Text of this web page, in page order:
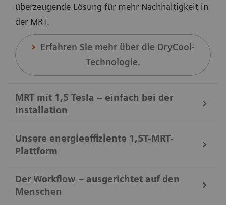
überzeugende Lösung für mehr Nachhaltigkeit in
der MRT.
Erfahren Sie mehr über die DryCool-
Technologie.
MRT mit 1,5 Tesla – einfach bei der
Installation
Die MAGNETOM Flow. Plattform ohne Quenchrohr
und mit einer äußerst kompakten Grundfläche von
nur 25 m² bietet Gesundheitsversorgern mehr
Spielraum bei der Installation aufgrund des geringen
Platzbedarfs. Das spart Kosten und eröffnet neue
Unsere energieeffiziente 1,5T-MRT-
Plattform
Wir machen Nachhaltigkeit einfach. Der intelligente
System Start-up Timer sorgt für einen automatischen
Der Workflow – ausgerichtet auf den
Menschen